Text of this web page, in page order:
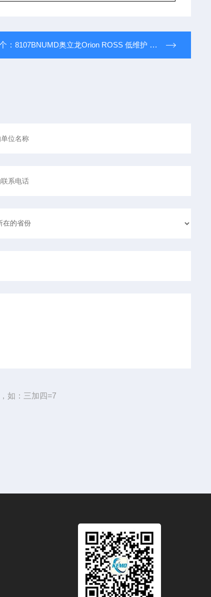
： 8107BNUMD奥立龙Orion ROSS 低维护 pH/ATC 复合电极
如：三加四=7